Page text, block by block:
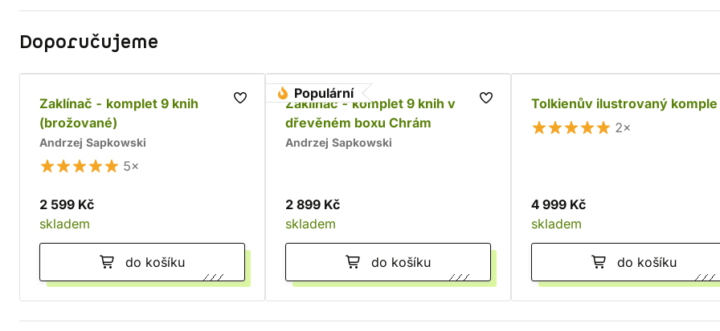
Doporučujeme
Zaklínač - komplet 9 knih
(brožované)
Andrzej Sapkowski
5×
2 599 Kč
skladem
do košíku
Populární
Zaklínač - komplet 9 knih v
dřevěném boxu Chrám
Andrzej Sapkowski
2 899 Kč
skladem
do košíku
Tolkienův ilustrovaný komplet
2×
4 999 Kč
skladem
do košíku